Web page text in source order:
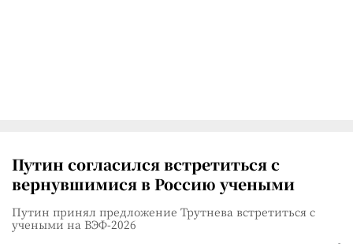
Путин согласился встретиться с
вернувшимися в Россию учеными
Путин принял предложение Трутнева встретиться с
учеными на ВЭФ-2026